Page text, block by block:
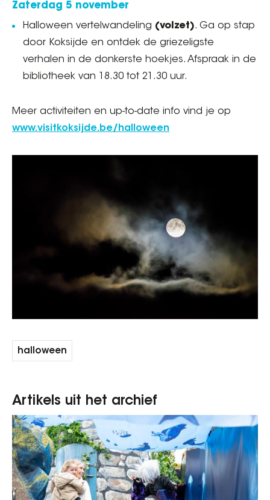
Zaterdag 5 november
Halloween vertelwandeling (volzet). Ga op stap
door Koksijde en ontdek de griezeligste
verhalen in de donkerste hoekjes. Afspraak in de
bibliotheek van 18.30 tot 21.30 uur.
Meer activiteiten en up-to-date info vind je op
www.visitkoksijde.be/halloween
halloween
Artikels uit het archief